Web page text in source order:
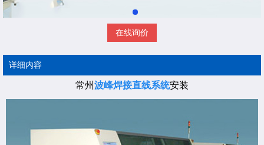
在线询价
详细内容
常州波峰焊接直线系统安装